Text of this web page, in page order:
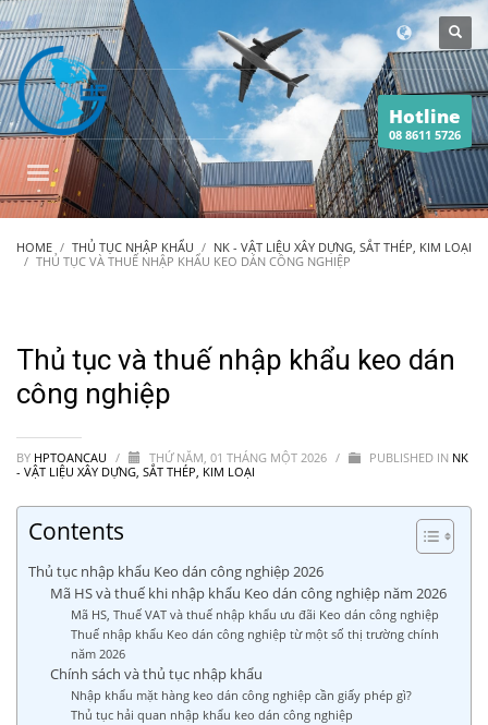
Hotline
08 8611 5726
HOME THỦ TỤC NHẬP KHẨU
NK - VẬT LIỆU XÂY DỰNG, SẮT THÉP, KIM LOẠI
THỦ TỤC VÀ THUẾ NHẬP KHẨU KEO DÁN CÔNG NGHIỆP
Thủ tục và thuế nhập khẩu keo dán
công nghiệp
BY HPTOANCAU / THỨ NĂM, 01 THÁNG MỘT 2026 / PUBLISHED IN NK
- VẬT LIỆU XÂY DỰNG, SẮT THÉP, KIM LOẠI
Contents
Thủ tục nhập khẩu Keo dán công nghiệp 2026
Mã HS và thuế khi nhập khẩu Keo dán công nghiệp năm 2026
Mã HS, Thuế VAT và thuế nhập khẩu ưu đãi Keo dán công nghiệp
Thuế nhập khẩu Keo dán công nghiệp từ một số thị trường chính
năm 2026
Chính sách và thủ tục nhập khẩu
Nhập khẩu mặt hàng keo dán công nghiệp cần giấy phép gì?
Thủ tục hải quan nhập khẩu keo dán công nghiệp